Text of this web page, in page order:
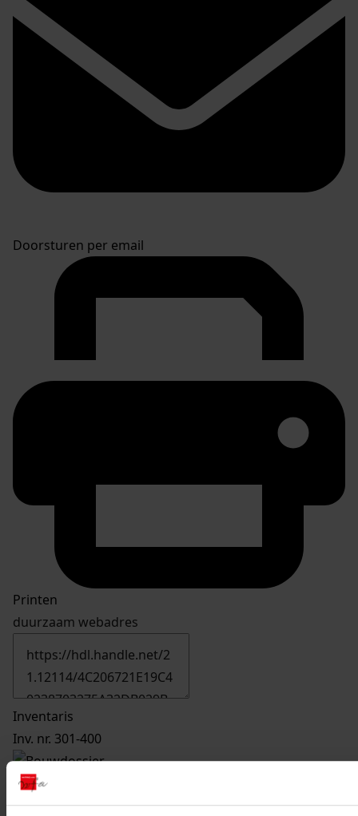
Doorsturen per email
Printen
duurzaam webadres
Inventaris
Inv. nr. 301-400
380Uitbreiden woning, 2003-2004
Datering: